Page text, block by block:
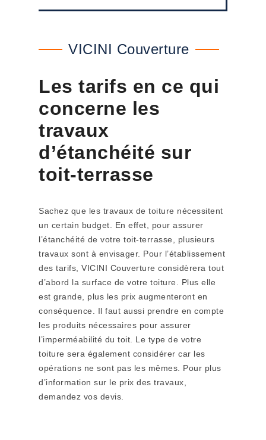
VICINI Couverture
Les tarifs en ce qui
concerne les
travaux
d’étanchéité sur
toit-terrasse
Sachez que les travaux de toiture nécessitent
un certain budget. En effet, pour assurer
l’étanchéité de votre toit-terrasse, plusieurs
travaux sont à envisager. Pour l’établissement
des tarifs, VICINI Couverture considèrera tout
d’abord la surface de votre toiture. Plus elle
est grande, plus les prix augmenteront en
conséquence. Il faut aussi prendre en compte
les produits nécessaires pour assurer
l’imperméabilité du toit. Le type de votre
toiture sera également considérer car les
opérations ne sont pas les mêmes. Pour plus
d’information sur le prix des travaux,
demandez vos devis.